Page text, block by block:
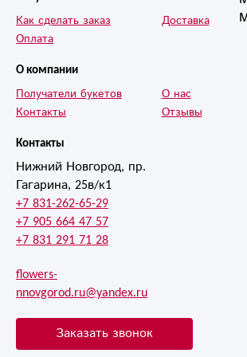
Контакты
Нижний Новгород, пр.
Гагарина, 25в/к1
+7 831-262-65-29
+7 905 664 47 57
+7 831 291 71 28
flowers-
nnovgorod.ru@yandex.ru
Заказать звонок
Как сделать заказ
Оплата
Доставка
О компании
Получатели букетов
Контакты
О нас
Отзывы